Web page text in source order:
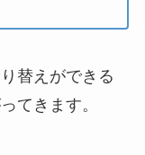
替えができる
てきます。